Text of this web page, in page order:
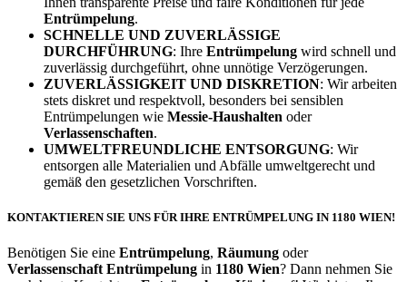
Entrümpelung.
SCHNELLE UND ZUVERLÄSSIGE
DURCHFÜHRUNG: Ihre Entrümpelung wird schnell und
zuverlässig durchgeführt, ohne unnötige Verzögerungen.
ZUVERLÄSSIGKEIT UND DISKRETION: Wir arbeiten
stets diskret und respektvoll, besonders bei sensiblen
Entrümpelungen wie Messie-Haushalten oder
Verlassenschaften.
UMWELTFREUNDLICHE ENTSORGUNG: Wir
entsorgen alle Materialien und Abfälle umweltgerecht und
gemäß den gesetzlichen Vorschriften.
KONTAKTIEREN SIE UNS FÜR IHRE ENTRÜMPELUNG IN 1180 WIEN!
Benötigen Sie eine Entrümpelung, Räumung oder
Verlassenschaft Entrümpelung in 1180 Wien? Dann nehmen Sie